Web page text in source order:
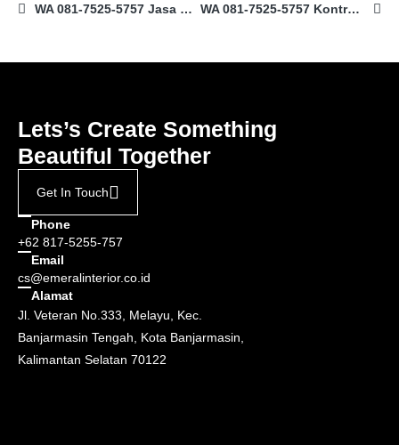
WA 081-7525-5757 Jasa Desain Interior Rumah Type 90 di Surabaya WA 081-7525-5757 Kontraktor Desain Interior Rumah di Balikpapan
Lets’s Create Something
Beautiful Together
Get In Touch
Phone
+62 817-5255-757
Email
cs@emeralinterior.co.id
Alamat
Jl. Veteran No.333, Melayu, Kec.
Banjarmasin Tengah, Kota Banjarmasin,
Kalimantan Selatan 70122